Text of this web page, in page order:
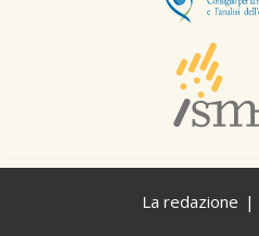
La redazione